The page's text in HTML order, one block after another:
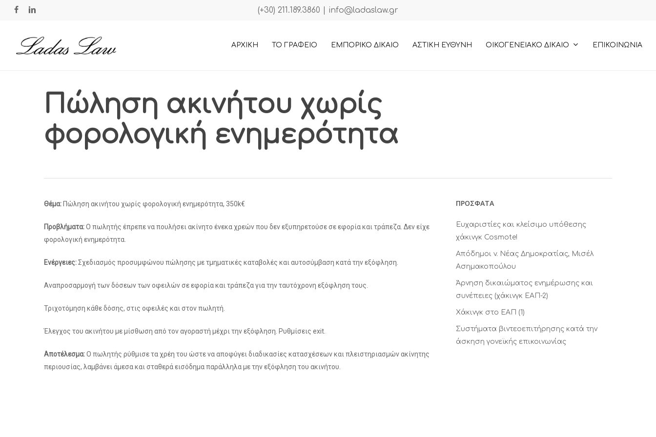
content
facebook
linkedin (+30) 211.189.3860 info@ladaslaw.gr
ΑΡΧΙΚΗ ΤΟ ΓΡΑΦΕΙΟ ΕΜΠΟΡΙΚΟ ΔΙΚΑΙΟ ΑΣΤΙΚΗ ΕΥΘΥΝΗ ΟΙΚΟΓΕΝΕΙΑΚΟ ΔΙΚΑΙΟ ΕΠΙΚΟΙΝΩΝΙΑ
Πώληση ακινήτου χωρίς
φορολογική ενημερότητα
Θέμα: Πώληση ακινήτου χωρίς φορολογική ενημερότητα, 350k€
Προβλήματα:O πωλητής έπρεπε να πουλήσει ακίνητο ένεκα χρεών που δεν εξυπηρετούσε σε εφορία και τράπεζα. Δεν είχε
φορολογική ενημερότητα.
Ενέργειες:Σχεδιασμός προσυμφώνου πώλησης με τμηματικές καταβολές και αυτοσύμβαση κατά την εξόφληση.
Αναπροσαρμογή των δόσεων των οφειλών σε εφορία και τράπεζα για την ταυτόχρονη εξόφληση τους.
Τριχοτόμηση κάθε δόσης, στις οφειλές και στον πωλητή.
Έλεγχος του ακινήτου με μίσθωση από τον αγοραστή μέχρι την εξόφληση. Ρυθμίσεις exit.
Αποτέλεσμα:Ο πωλητής ρύθμισε τα χρέη του ώστε να αποφύγει διαδικασίες κατασχέσεων και πλειστηριασμών ακίνητης
περιουσίας, λαμβάνει άμεσα και σταθερά εισόδημα παράλληλα με την εξόφληση του ακινήτου.
ΠΡΟΣΦΑΤΑ
Ευχαριστίες και κλείσιμο υπόθεσης
χάκινγκ Cosmote!
Απόδημοι v. Νέας Δημοκρατίας, Μισέλ
Ασημακοπούλου
Άρνηση δικαιώματος ενημέρωσης και
συνέπειες (χάκινγκ ΕΑΠ-2)
Xάκινγκ στο ΕΑΠ (1)
Συστήματα βιντεοεπιτήρησης κατά την
άσκηση γονεϊκής επικοινωνίας